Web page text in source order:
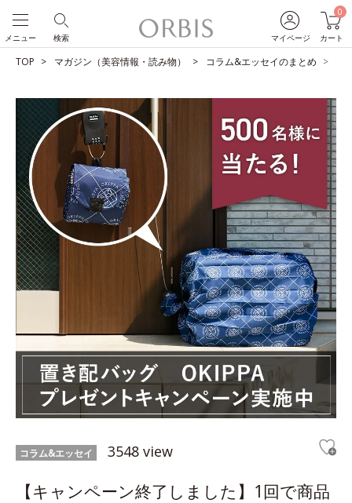
マイページ
0
カート
検索
メニュー
TOP マガジン（美容情報・読み物） コラム&エッセイのまとめ
コラム&エッセイ 3548 view
【キャンペーン終了しました】1回で商品